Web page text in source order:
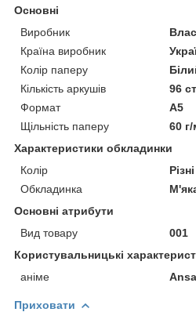
Основні
Виробник
Країна виробник
Колір паперу
Кількість аркушів
96
Формат
A5
Щільність паперу
60
Характеристики обкладинки
Колір
Обкладинка
Основні атрибути
Вид товару
001
Користувальницькі
аніме
Приховати